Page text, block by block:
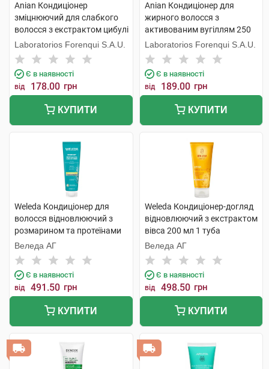
Anian Кондиціонер
зміцнюючий для слабкого
волосся з екстрактом цибулі
250 мл 1 туба
Laboratorios Forenqui S.A.U.
Є в наявності
від 178.00 грн
КУПИТИ
Anian Кондиціонер для
жирного волосся з
активованим вугіллям 250
мл 1 флакон
Laboratorios Forenqui S.A.U.
Є в наявності
від 189.00 грн
КУПИТИ
Weleda Кондиціонер для
волосся відновлюючий з
розмарином та протеїнами
150 мл 1 туба
Веледа АГ
Є в наявності
від 491.50 грн
КУПИТИ
Weleda Кондиціонер-догляд
відновлюючий з екстрактом
вівса 200 мл 1 туба
Веледа АГ
Є в наявності
від 498.50 грн
КУПИТИ